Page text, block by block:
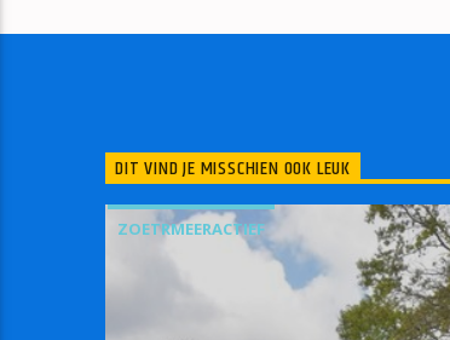
DIT VIND JE MISSCHIEN OOK LEUK
ZOETRMEERACTIEF